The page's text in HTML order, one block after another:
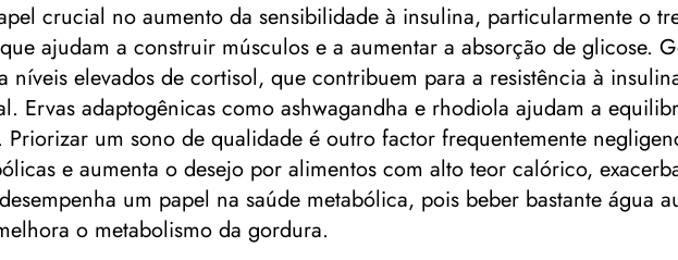
crucial no aumento da sensibilidade à insulina, particularmente o
ajudam a construir músculos e a aumentar a absorção de glicose.
níveis elevados de cortisol, que contribuem para a resistência à
Ervas adaptogênicas como ashwagandha e rhodiola ajudam a
Priorizar um sono de qualidade é outro factor frequentemente
e aumenta o desejo por alimentos com alto teor calórico,
um papel na saúde metabólica, pois beber bastante água
o metabolismo da gordura.